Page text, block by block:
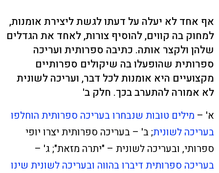
אף אחד לא יעלה על דעתו לגשת ליצירת אומנות,
למחוק בה קווים, להוסיף צורות, לאחד את הגדלים
שלהן ולקצר אותה. כתיבה ספרותית ועריכה
ספרותית שהופעלו בה שיקולים ספרותיים
מקצועיים היא אומנות לכל דבר, ועריכה לשונית
לא אמורה להתערב בכך. חלק ב'
א' – מילים טובות שנבחרו בעריכה ספרותית הוחלפו
בעריכה לשונית; ב' – בעריכה ספרותית יצרו יופי
ספרותי, ובעריכה לשונית – "יתרה מזאת"; ג' –
בעריכה ספרותית דיברו בהווה ובעריכה לשונית שינו